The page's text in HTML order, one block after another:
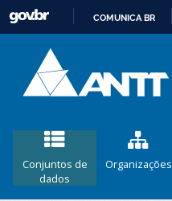
COMUNICA BR
Conjuntos de
dados
Organizações